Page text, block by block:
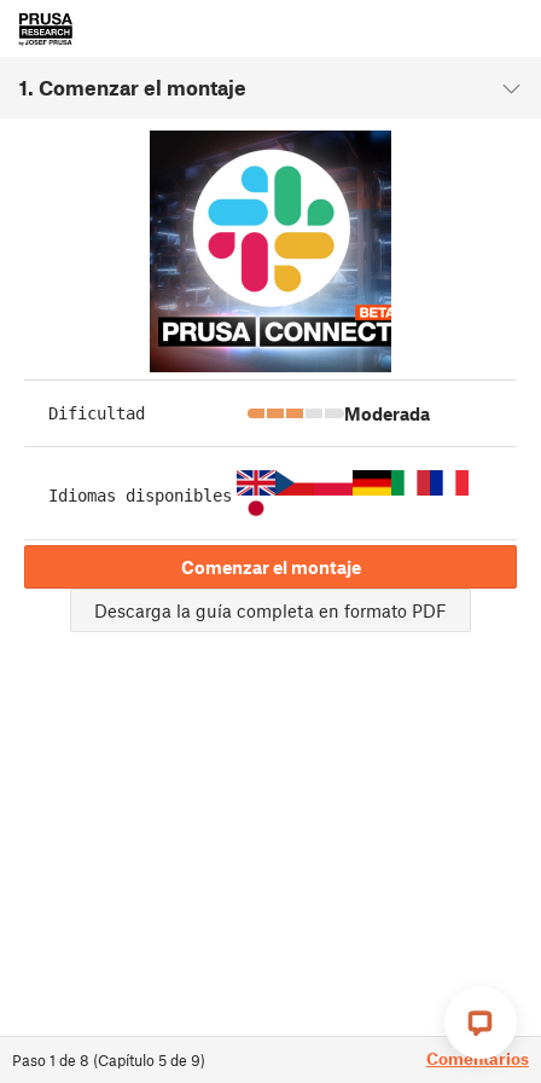
1. Comenzar el montaje
Paso1 de 8 (Capítulo 5de 9) Comentarios
Dificultad Moderada
Idiomas disponibles
Comenzar el montaje
Descarga la guía completa en formato PDF